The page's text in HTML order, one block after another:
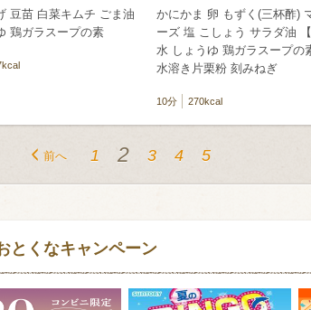
豆苗 白菜キムチ ごま油
鶏ガラスープの素
かにかま 卵 もずく(三杯酢)
ーズ 塩 こしょう サラダ油 【
水 しょうゆ 鶏ガラスープ
水溶き片栗粉 刻みねぎ
10分 270kcal
前へ 1 2 3 4 5
とくなキャンペーン